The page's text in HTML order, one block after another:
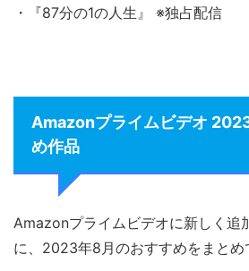
・『87分の1の人生』 ※独占配信
Amazonプライムビデオ
め作品
Amazonプライムビデオに新しく追
に、2023年8月のおすすめをまとめ